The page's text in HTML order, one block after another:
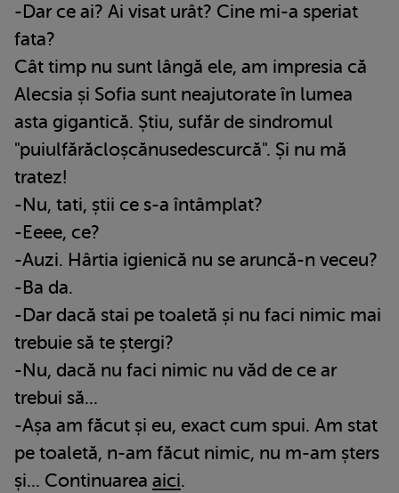
-Dar ce ai? Ai visat urât? Cine mi-a speriat
fata?
Cât timp nu sunt lângă ele, am impresia că
Alecsia și Sofia sunt neajutorate în lumea
asta gigantică. Știu, sufăr de sindromul
"puiulfărăcloșcănusedescurcă". Și nu mă
tratez!
-Nu, tati, știi ce s-a întâmplat?
-Eeee, ce?
-Auzi. Hârtia igienică nu se aruncă-n veceu?
-Ba da.
-Dar dacă stai pe toaletă și nu faci nimic mai
trebuie să te ștergi?
-Nu, dacă nu faci nimic nu văd de ce ar
trebui să...
-Așa am făcut și eu, exact cum spui. Am stat
pe toaletă, n-am făcut nimic, nu m-am șters
și... Continuarea aici.